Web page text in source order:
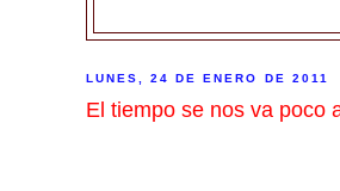
LUNES, 24 DE ENERO DE 2011
El tiempo se nos va poco